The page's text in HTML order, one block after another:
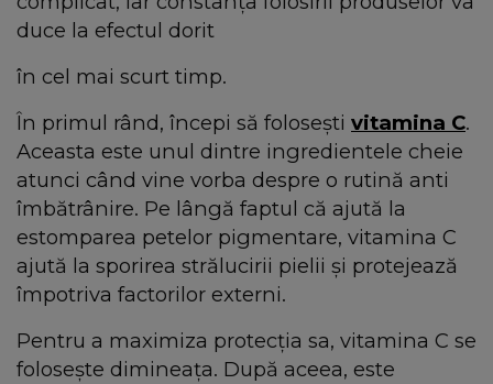
duce la efectul dorit
în cel mai scurt timp.
În primul rând, începi să folosești vitamina C.
Aceasta este unul dintre ingredientele cheie
atunci când vine vorba despre o rutină anti
îmbătrânire. Pe lângă faptul că ajută la
estomparea petelor pigmentare, vitamina C
ajută la sporirea strălucirii pielii și protejează
împotriva factorilor externi.
Pentru a maximiza protecția sa, vitamina C se
folosește dimineața. După aceea, este